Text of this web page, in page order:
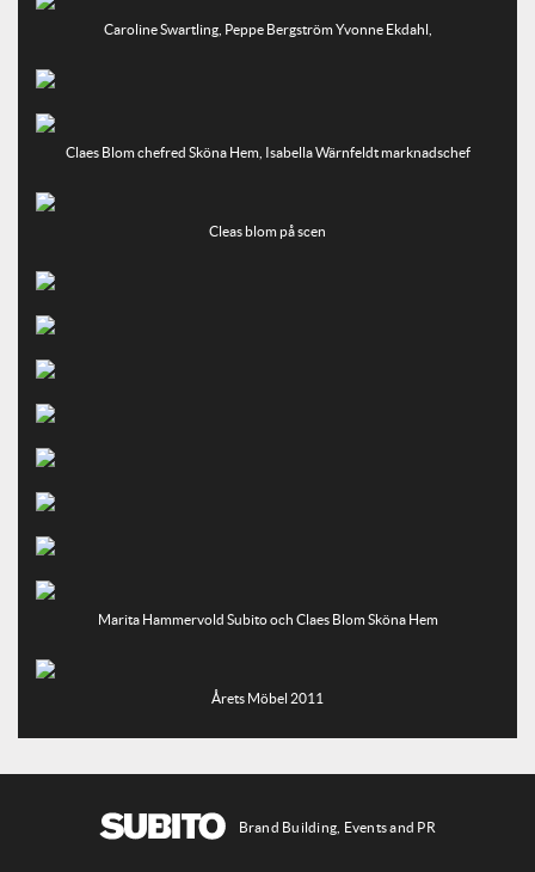
Caroline Swartling, Peppe Bergström Yvonne Ekdahl,
Claes Blom chefred Sköna Hem, Isabella Wärnfeldt marknadschef
Cleas blom på scen
Marita Hammervold Subito och Claes Blom Sköna Hem
Årets Möbel 2011
Brand Building, Events and PR